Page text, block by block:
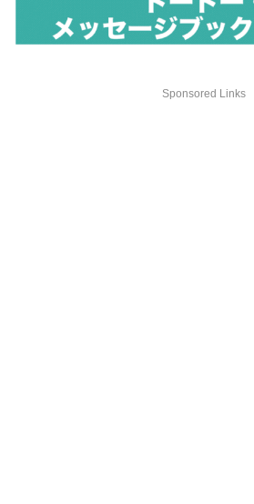
Sponsored Links